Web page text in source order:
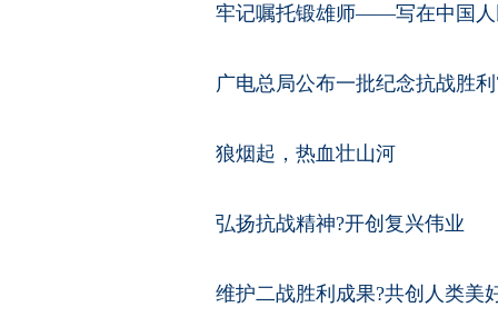
牢记嘱托锻雄师——写在中国人
广电总局公布一批纪念抗战胜
狼烟起，热血壮山河
弘扬抗战精神?开创复兴伟业
维护二战胜利成果?共创人类美